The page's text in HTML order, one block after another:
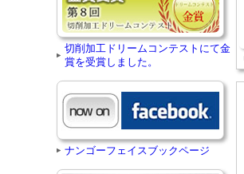
切削加工ドリームコンテストにて金
賞を受賞しました。
ナンゴーフェイスブックページ